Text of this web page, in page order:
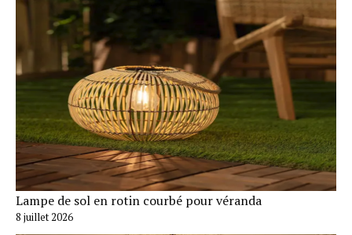
Lampe de sol en rotin courbé pour véranda
8 juillet 2026